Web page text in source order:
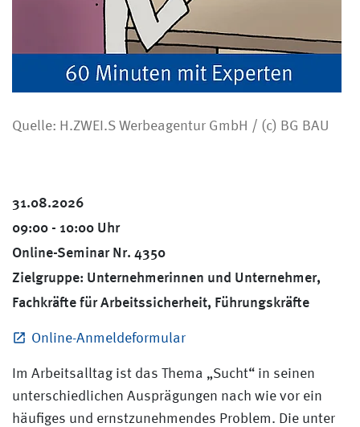
Quelle: H.ZWEI.S Werbeagentur GmbH / (c) BG BAU
31.08.2026
09:00 - 10:00 Uhr
Online-Seminar Nr. 4350
Zielgruppe: Unternehmerinnen und Unternehmer,
Fachkräfte für Arbeitssicherheit, Führungskräfte
Online-Anmeldeformular
Im Arbeitsalltag ist das Thema „Sucht“ in seinen
unterschiedlichen Ausprägungen nach wie vor ein
häufiges und ernstzunehmendes Problem. Die unter